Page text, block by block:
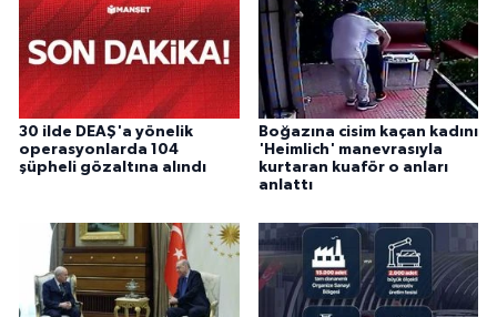
30 ilde DEAŞ'a yönelik
operasyonlarda 104
şüpheli gözaltına alındı
Boğazına cisim kaçan kadını
'Heimlich' manevrasıyla
kurtaran kuaför o anları
anlattı